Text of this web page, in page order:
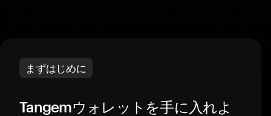
まずはじめに
Tangemウォレットを手に入れよ